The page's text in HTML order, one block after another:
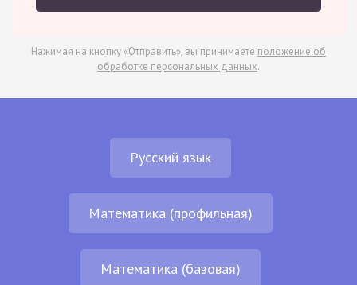
Нажимая на кнопку «Отправить», вы принимаете положение об
обработке персональных данных.
Русский язык
Математика (профильная)
Математика (базовая)